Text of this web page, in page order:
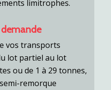
limitrophes.
vos transports
lot partiel au lot
ou de 1 à 29 tonnes,
remorque